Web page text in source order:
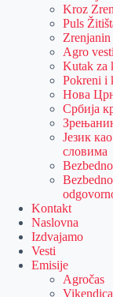
Kroz
Puls
Agro vesti
Kutak za
Pokreni i
Нова
Србија
Језик
словима
Kontakt
Naslovna
Izdvajamo
Vesti
Emisije
Agročas
Vikendica